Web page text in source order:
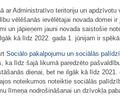
ar Administratīvo teritoriju un
vēlēšanās ievēlētajai novada domei
un jāpieņem jauni novada saistošie
kā līdz 2022. gada 1. jūnijam ir
Sociālo pakalpojumu un sociālās
ka līdz šajā likumā paredzēto
dienai, bet ne ilgāk kā līdz
noteikumos noteiktie sociālās
līmeņa nodrošināšanai un dzīvokļa